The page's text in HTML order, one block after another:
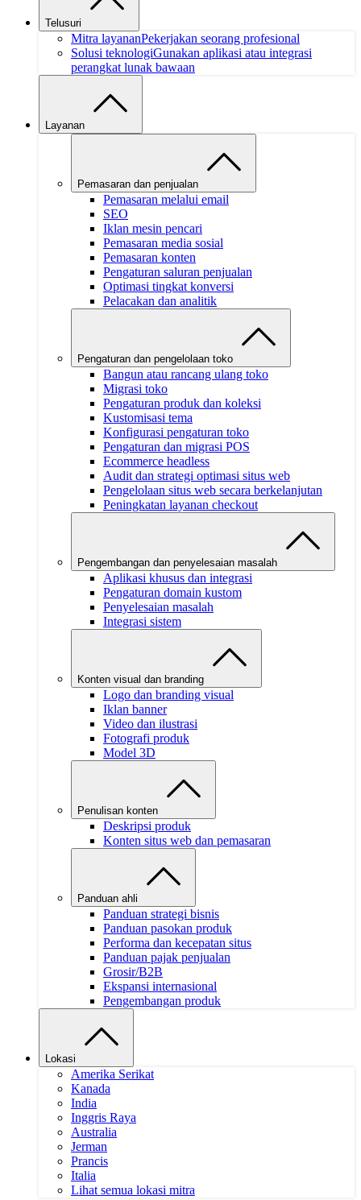
Telusuri
Mitra layananPekerjakan seorang profesional
Solusi teknologiGunakan aplikasi atau integrasi
perangkat lunak bawaan
Layanan
Pemasaran dan penjualan
Pemasaran melalui email
SEO
Iklan mesin pencari
Pemasaran media sosial
Pemasaran konten
Pengaturan saluran penjualan
Optimasi tingkat konversi
Pelacakan dan analitik
Pengaturan dan pengelolaan toko
Bangun atau rancang ulang toko
Migrasi toko
Pengaturan produk dan koleksi
Kustomisasi tema
Konfigurasi pengaturan toko
Pengaturan dan migrasi POS
Ecommerce headless
Audit dan strategi optimasi situs web
Pengelolaan situs web secara berkelanjutan
Peningkatan layanan checkout
Pengembangan dan penyelesaian masalah
Aplikasi khusus dan integrasi
Pengaturan domain kustom
Penyelesaian masalah
Integrasi sistem
Konten visual dan branding
Logo dan branding visual
Iklan banner
Video dan ilustrasi
Fotografi produk
Model 3D
Penulisan konten
Deskripsi produk
Konten situs web dan pemasaran
Panduan ahli
Panduan strategi bisnis
Panduan pasokan produk
Performa dan kecepatan situs
Panduan pajak penjualan
Grosir/B2B
Ekspansi internasional
Pengembangan produk
Lokasi
Amerika Serikat
Kanada
India
Inggris Raya
Australia
Jerman
Prancis
Italia
Lihat semua lokasi mitra